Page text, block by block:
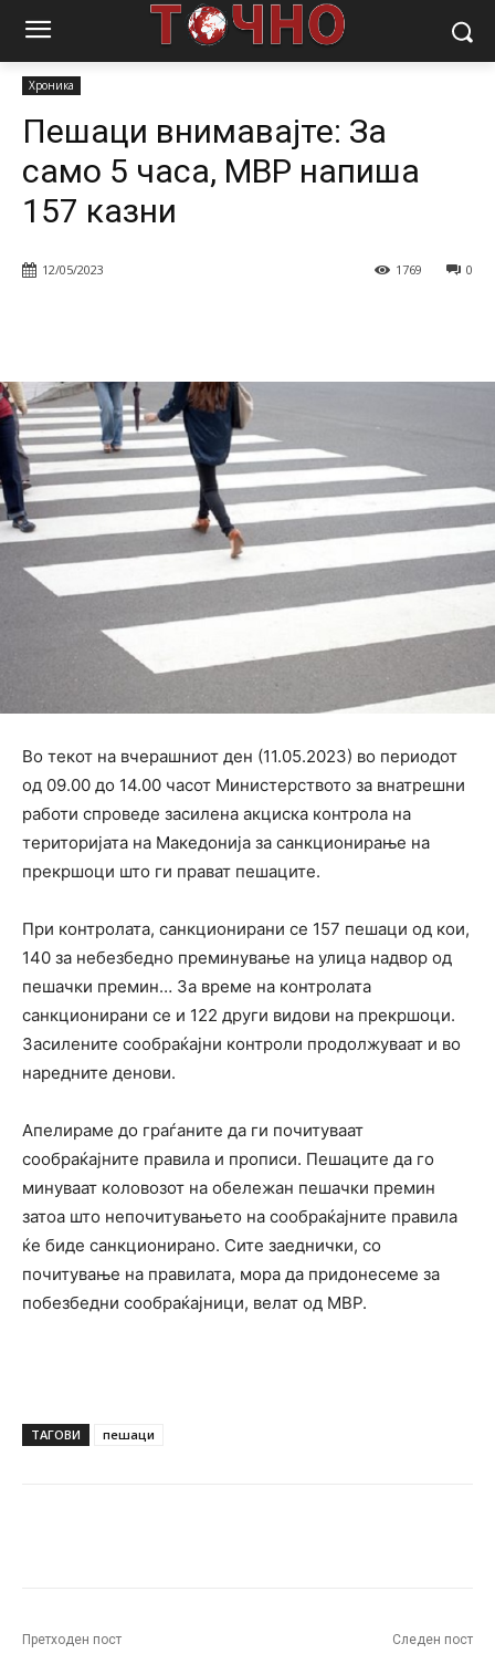
Почетна Хроника
Пешаци внимавајте: За само 5 часа,
Хроника
Пешаци внимавајте: За
само 5 часа, МВР напиша
157 казни
12/05/2023 0
1769
Во текот на вчерашниот ден (11.05.2023) во периодот
од 09.00 до 14.00 часот Министерството за внатрешни
работи спроведе засилена акциска контрола на
територијата на Македонија за санкционирање на
прекршоци што ги прават пешаците.
При контролата, санкционирани се 157 пешаци од кои,
140 за небезбедно преминување на улица надвор од
пешачки премин… За време на контролата
санкционирани се и 122 други видови на прекршоци.
Засилените сообраќајни контроли продолжуваат и во
наредните денови.
Апелираме до граѓаните да ги почитуваат
сообраќајните правила и прописи. Пешаците да го
минуваат коловозот на обележан пешачки премин
затоа што непочитувањето на сообраќајните правила
ќе биде санкционирано. Сите заеднички, со
почитување на правилата, мора да придонесеме за
побезбедни сообраќајници, велат од МВР.
ТАГОВИ пешаци
Претходен пост Следен пост